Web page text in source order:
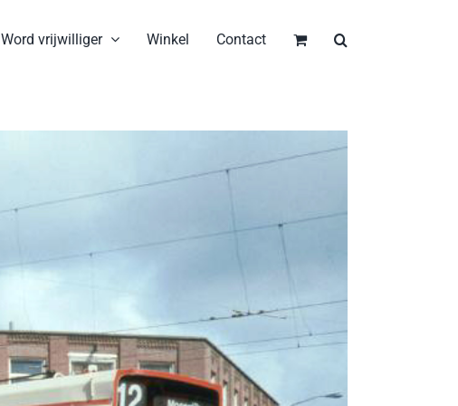
Word vrijwilliger Winkel Contact